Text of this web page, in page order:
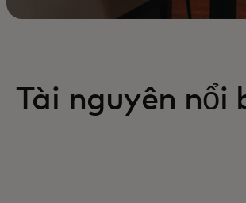
Tài nguyên nổi